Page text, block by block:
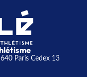
Paris Cedex 13